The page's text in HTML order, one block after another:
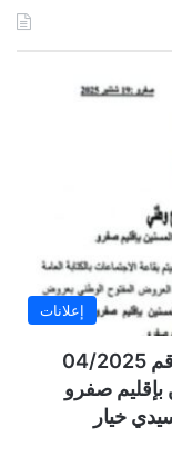
إعلانات
إعلان عن طلب عروض مفتوح وطني رقم 04/2025
بإقليم صفرو
خيار